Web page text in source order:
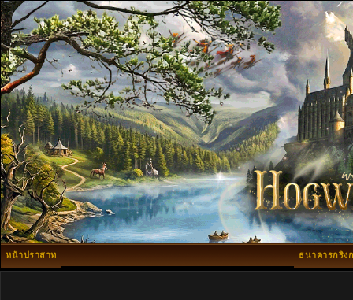
หน้าปราสาท ธนาคารกริง